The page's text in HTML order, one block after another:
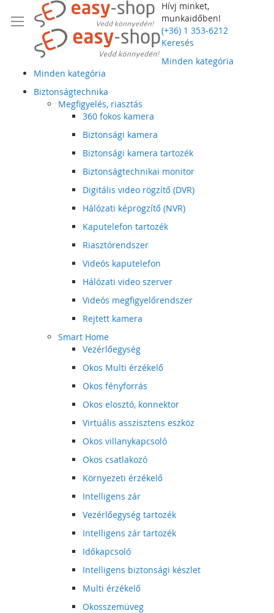
Hívj minket,
munkaidőben!
(+36) 1 353-6212
Keresés
Minden kategória
Minden kategória
Biztonságtechnika
Megfigyelés, riasztás
360 fokos kamera
Biztonsági kamera
Biztonsági kamera tartozék
Biztonságtechnikai monitor
Digitális video rögzítő (DVR)
Hálózati képrögzítő (NVR)
Kaputelefon tartozék
Riasztórendszer
Videós kaputelefon
Hálózati video szerver
Videós megfigyelőrendszer
Rejtett kamera
Smart Home
Vezérlőegység
Okos Multi érzékelő
Okos fényforrás
Okos elosztó, konnektor
Virtuális asszisztens eszköz
Okos villanykapcsoló
Okos csatlakozó
Környezeti érzékelő
Intelligens zár
Vezérlőegység tartozék
Intelligens zár tartozék
Időkapcsoló
Intelligens biztonsági készlet
Multi érzékelő
Okosszemüveg